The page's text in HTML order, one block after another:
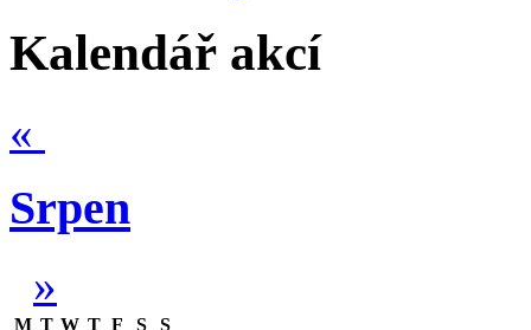
Kalendář akcí
«
Srpen
»
M T W T F S
S